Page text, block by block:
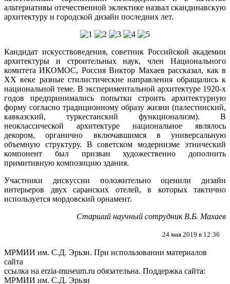
альтернативы отечественной эклектике назвал скандинавскую
архитектуру и городской дизайн последних лет.
Кандидат искусствоведения, советник Российской академии
архитектуры и строительных наук, член Национального
комитета ИКОМОС, Россия Виктор Махаев рассказал, как в
XX веке разные стилистические направления обращались к
национальной теме. В экспериментальной архитектуре 1920-х
годов предпринимались попытки строить архитектурную
форму согласно традиционному образу жизни (палестинский,
кавказский, туркестанский функционализм). В
неоклассической архитектуре национальное являлось
декором, органично включавшимся в универсальную
объемную структуру. В советском модернизме этнический
компонент был призван художественно дополнить
примитивную композицию здания.
Участники дискуссии положительно оценили дизайн
интерьеров двух саранских отелей, в которых тактично
используется мордовский орнамент.
Старший научный сотрудник В.Б. Махаев
24 мая 2019 в 12:36
МРМИИ им. С.Д. Эрьзи. При использовании материалов
сайта
ссылка на erzia-museum.ru обязательна. Поддержка сайта:
МРМИИ им. С.Д. Эрьзи